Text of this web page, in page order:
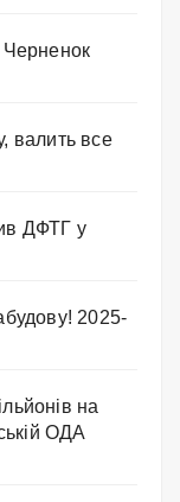
Черненок
валить все
ДФТГ у
2025-
на
ОДА